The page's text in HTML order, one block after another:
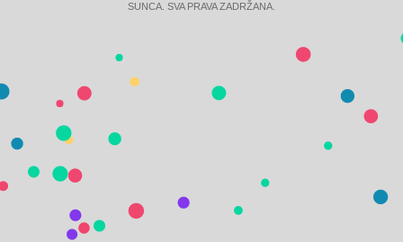
SUNCA. SVA PRAVA ZADRŽANA.